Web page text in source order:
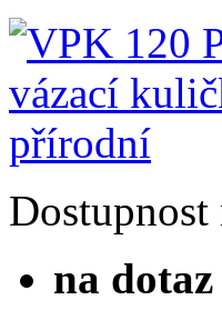
Dostupnost
na dotaz